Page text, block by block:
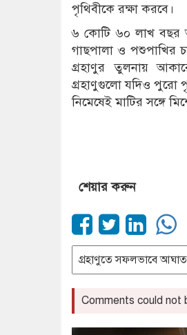
পৃথিবীকে রক্ষা করবে।
৬ কোটি ৬০ লাখ বছর
গাছপালা ও পশুপাখির
গ্রহাণুর তুলনায়
গ্রহাণুগুলো যদিও পুরো
নিমেষেই মাটির সঙ্গে
শেয়ার করুন
Comments could not